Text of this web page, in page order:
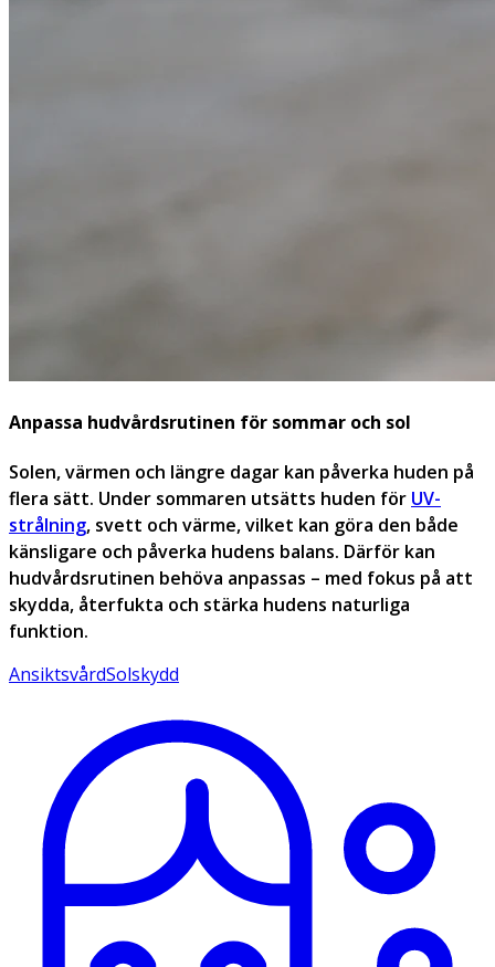
Anpassa hudvårdsrutinen för sommar och sol
Solen, värmen och längre dagar kan påverka huden på
flera sätt. Under sommaren utsätts huden för UV-
strålning, svett och värme, vilket kan göra den både
känsligare och påverka hudens balans. Därför kan
hudvårdsrutinen behöva anpassas – med fokus på att
skydda, återfukta och stärka hudens naturliga
funktion.
AnsiktsvårdSolskydd